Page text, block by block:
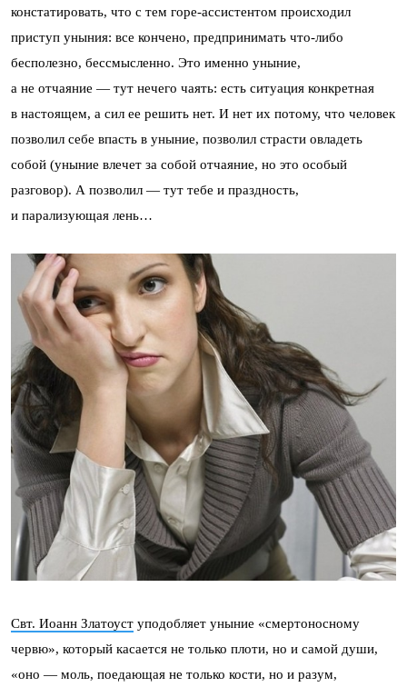
констатировать, что с тем горе-ассистентом происходил
приступ уныния: все кончено, предпринимать что-либо
бесполезно, бессмысленно. Это именно уныние,
а не отчаяние — тут нечего чаять: есть ситуация конкретная
в настоящем, а сил ее решить нет. И нет их потому, что человек
позволил себе впасть в уныние, позволил страсти овладеть
собой (уныние влечет за собой отчаяние, но это особый
разговор). А позволил — тут тебе и праздность,
и парализующая лень…
Свт. Иоанн Златоуст уподобляет уныние «смертоносному
червю», который касается не только плоти, но и самой души,
«оно — моль, поедающая не только кости, но и разум,